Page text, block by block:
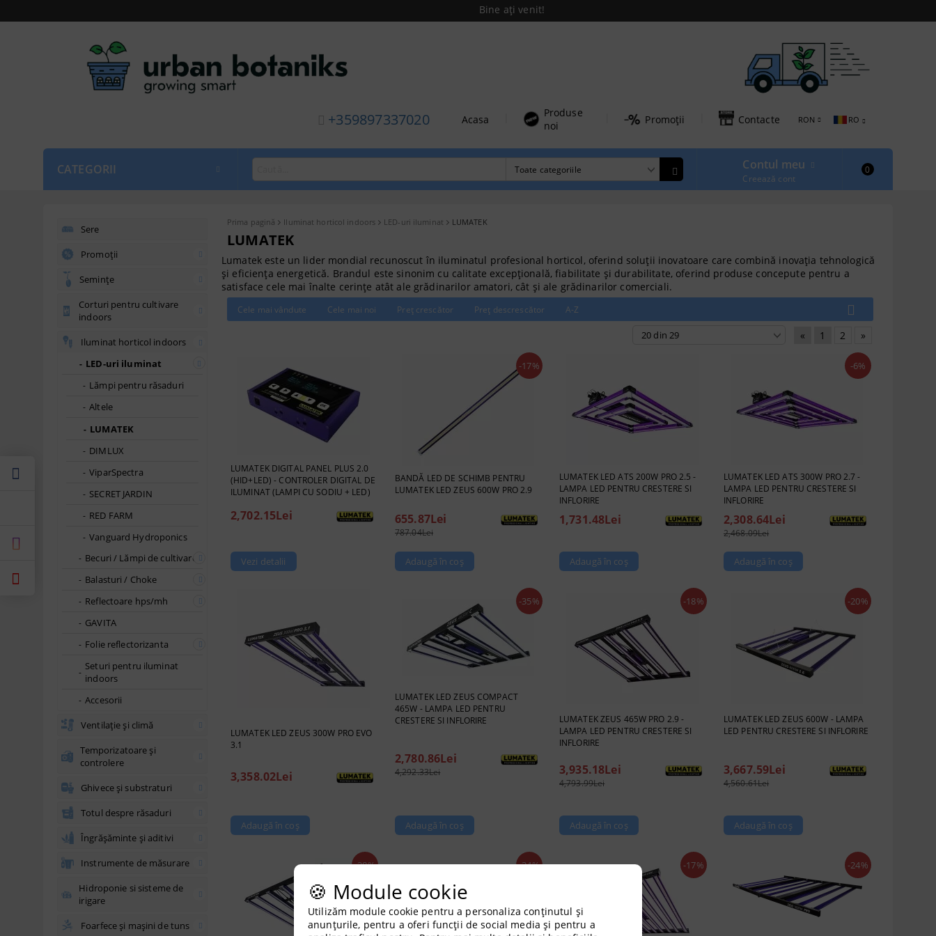
Bine ați venit!
+359897337020 Acasa
Produse
noi
Promoții Contacte RON RO
CATEGORII Contul meu
Creează cont
0
Sere
Promoții
Semințe
Corturi pentru cultivare
indoors
Iluminat horticol indoors
LED-uri iluminat
Lămpi pentru răsaduri
Altele
LUMATEK
DIMLUX
ViparSpectra
SECRET JARDIN
RED FARM
Vanguard Hydroponics
Becuri / Lămpi de cultivare
Balasturi / Choke
Reflectoare hps/mh
GAVITA
Folie reflectorizanta
Seturi pentru iluminat
indoors
Accesorii
Ventilație și climă
Temporizatoare și
controlere
Ghivece și substraturi
Totul despre răsaduri
Îngrășăminte și aditivi
Instrumente de măsurare
Hidroponie si sisteme de
irigare
Foarfece și mașini de tuns
Prima pagină Iluminat horticol indoors LED-uri iluminat LUMATEK
LUMATEK
Lumatek este un lider mondial recunoscut în iluminatul profesional horticol, oferind soluții inovatoare care combină inovația tehnologică
și eficiența energetică. Brandul este sinonim cu calitate excepțională, fiabilitate și durabilitate, oferind produse concepute pentru a
satisface cele mai înalte cerințe atât ale grădinarilor amatori, cât și ale grădinarilor comerciali.
Cele mai vândute Cele mai noi Preţ crescător Preţ descrescător A-Z
« 1 2 »
LUMATEK DIGITAL PANEL PLUS 2.0
(HID+LED) - CONTROLER DIGITAL DE
ILUMINAT (LAMPI CU SODIU + LED)
2,702.15Lei
Vezi detalii
BANDĂ LED DE SCHIMB PENTRU
LUMATEK LED ZEUS 600W PRO 2.9
-17%
655.87Lei
787.04Lei
LUMATEK LED ATS 200W PRO 2.5 -
LAMPA LED PENTRU CRESTERE SI
INFLORIRE
1,731.48Lei
LUMATEK LED ATS 300W PRO 2.7 -
LAMPA LED PENTRU CRESTERE SI
INFLORIRE
-6%
2,308.64Lei
2,468.09Lei
LUMATEK LED ZEUS 300W PRO EVO
3.1
3,358.02Lei
LUMATEK LED ZEUS COMPACT
465W - LAMPA LED PENTRU
CRESTERE SI INFLORIRE
-35%
2,780.86Lei
4,292.33Lei
LUMATEK ZEUS 465W PRO 2.9 -
LAMPA LED PENTRU CRESTERE SI
INFLORIRE
-18%
3,935.18Lei
4,793.99Lei
LUMATEK LED ZEUS 600W - LAMPA
LED PENTRU CRESTERE SI INFLORIRE
-20%
3,667.59Lei
4,560.61Lei
-28% -34% -17% -24%
🍪 Module cookie
Utilizăm module cookie pentru a personaliza conținutul și
anunțurile, pentru a oferi funcții de social media și pentru a